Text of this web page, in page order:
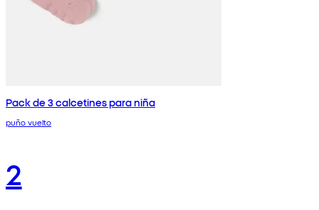
Pack de 3 calcetines para niña
puño vuelto
2